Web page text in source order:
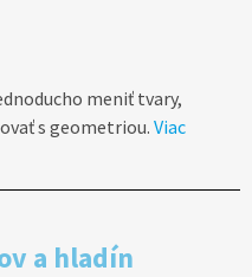
meniť tvary,
s geometriou. Viac
a hladín